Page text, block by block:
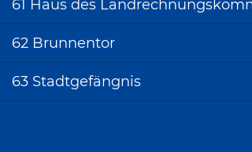
Fachwerkhaus
49 Alte Enzbrücke
50 Hochwasserstein in
62 Brunnentor
63 Stadtgefängnis